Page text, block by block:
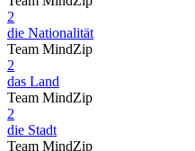
2
die Nationalität
Team MindZip
2
das Land
Team MindZip
2
die Stadt
Team MindZip